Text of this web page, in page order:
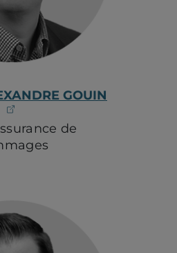
GOUIN
de